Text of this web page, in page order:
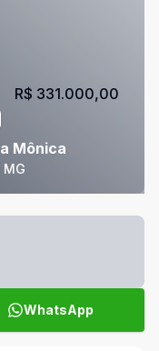
Mônica
R$ 331.000,00
WhatsApp